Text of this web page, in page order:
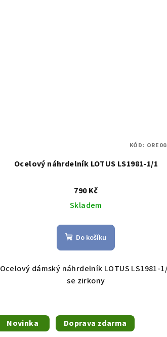
Ocelový náhrdelník LOTUS LS1981-1/1
790 Kč
Skladem
Do košíku
Ocelový dámský náhrdelník LOTUS LS1981-
se zirkony
KÓD:
Novinka Doprava zdarma